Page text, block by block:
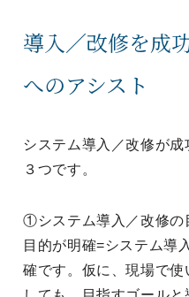
導入／改修を成
へのアシスト
システム導入／改修が
３つです。
①システム導入／改修の
目的が明確=システム導
確です。仮に、現場で